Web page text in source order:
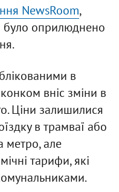
NewsRoom,
було оприлюднено
в
вніс зміни в
Ціни залишилися
в трамваї або
метро, але
тарифи, які